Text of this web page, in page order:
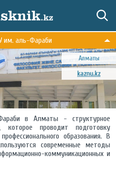
им. аль-Фараби
Алматы
kaznu.kz
в Алматы - структурное
которое проводит подготовку
образования. В
современные методы
коммуникационных и